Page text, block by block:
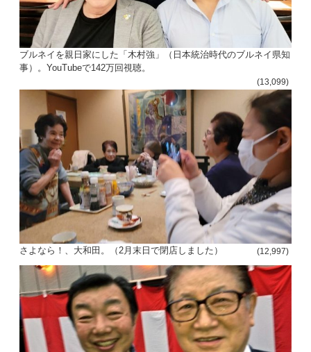
ブルネイを親日家にした「木村強」（日本統治時代のブルネイ県知
事）。YouTubeで142万回視聴。
(13,099)
さよなら！、大和田。（2月末日で閉店しました） (12,997)